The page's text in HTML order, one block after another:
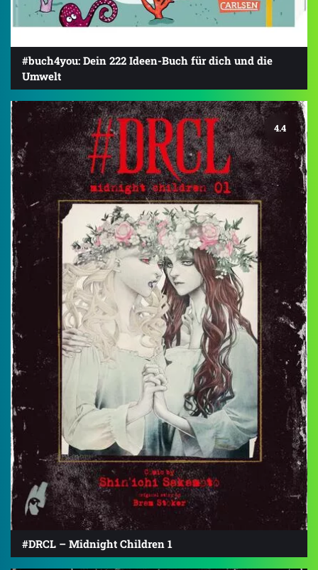
#buch4you: Dein 222 Ideen-Buch für dich und die
Umwelt
4.4
#DRCL – Midnight Children 1